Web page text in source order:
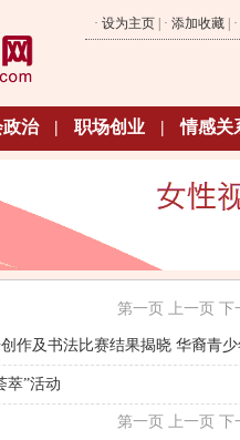
· 设为主页 | · 添加收藏 | ·
治 | 职场创业 | 情感关
第一页 上一页 下
创作及书法比赛结果揭晓 华裔青
萃”活动
第一页 上一页 下